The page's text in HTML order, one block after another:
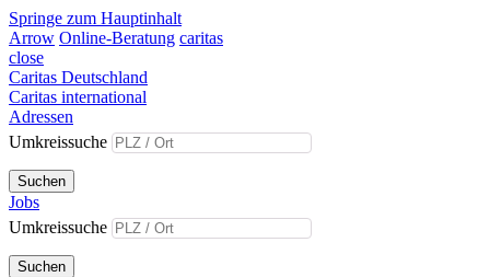
Springe zum Hauptinhalt
Arrow Online-Beratung caritas
close
Caritas Deutschland
Caritas international
Adressen
Umkreissuche
Suchen
Jobs
Umkreissuche
Suchen